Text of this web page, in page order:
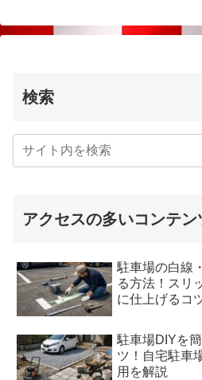
検索
アクセスの多いコンテン
駐車場の白線
る方法！スリ
に仕上げるコ
駐車場DIYを
ツ！自宅駐車
用を解説